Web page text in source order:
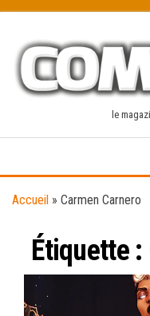
content
le
Accueil » Carmen Carnero
Étiquette :